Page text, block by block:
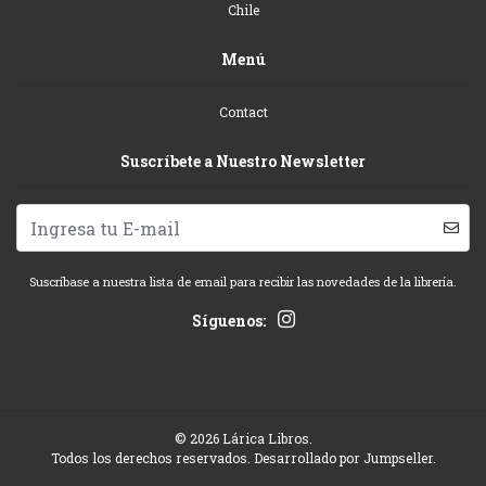
Chile
Menú
Contact
Suscríbete a Nuestro Newsletter
Suscríbase a nuestra lista de email para recibir las novedades de la librería.
Síguenos:
© 2026 Lárica Libros.
Todos los derechos reservados. Desarrollado por Jumpseller.